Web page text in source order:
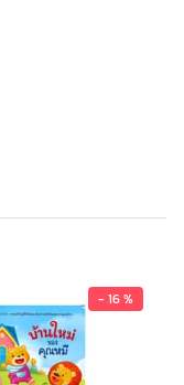
- 16 %